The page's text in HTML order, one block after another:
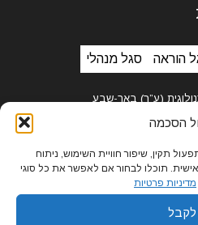
הסכמה
תקין, שיפור חוויית השימוש, ניתוח
תוכלו לבחור אם לאפשר את כל סוגי
מדיניות פרטיות
לקבל
הוראה סגל מנהלי
(ע”ר) באר-שבע